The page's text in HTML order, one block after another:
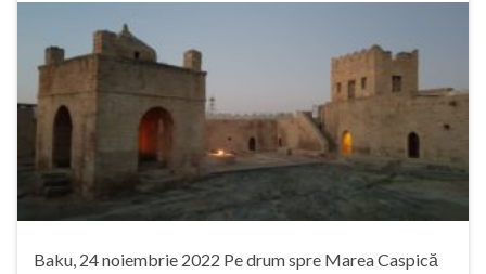
Baku, 24 noiembrie 2022 Pe drum spre Marea Caspică